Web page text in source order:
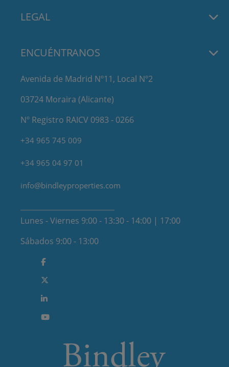
LEGAL
ENCUÉNTRANOS
Avenida de Madrid Nº11, Local Nº2
03724 Moraira (Alicante)
Nº Registro RAICV 0983 - 0266
+34 965 745 009
+34 965 04 97 01
info@bindleyproperties.com
Lunes - Viernes 9:00 - 13:30 - 14:00 | 17:00
Sábados 9:00 - 13:00